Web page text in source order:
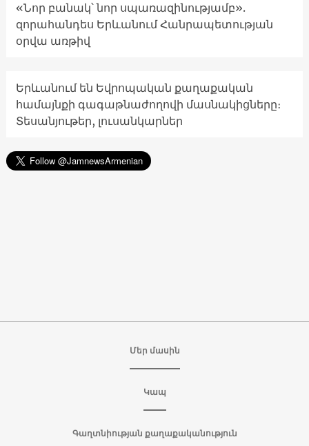
«Նոր բանակ՝ նոր սպառազինությամբ».
զորահանդես Երևանում Հանրապետության
օրվա առթիվ
Երևանում են Եվրոպական քաղաքական
համայնքի գագաթնաժողովի մասնակիցները։
Տեսանյութեր, լուսանկարներ
Մեր մասին
Կապ
Գաղտնիության քաղաքականություն